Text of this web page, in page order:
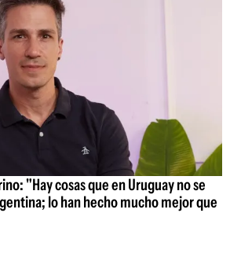
"Hay cosas que en Uruguay no se
lo han hecho mucho mejor que